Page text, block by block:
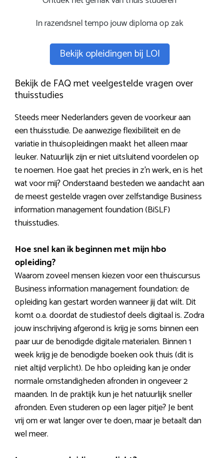
In razendsnel tempo jouw diploma op zak
Bekijk opleidingen bij LOI
Bekijk de FAQ met veelgestelde vragen over
thuisstudies
Steeds meer Nederlanders geven de voorkeur aan
een thuisstudie. De aanwezige flexibiliteit en de
variatie in thuisopleidingen maakt het alleen maar
leuker. Natuurlijk zijn er niet uitsluitend voordelen op
te noemen. Hoe gaat het precies in z’n werk, en is het
wat voor mij? Onderstaand besteden we aandacht aan
de meest gestelde vragen over zelfstandige Business
information management foundation (BiSLF)
thuisstudies.
Hoe snel kan ik beginnen met mijn hbo
opleiding?
Waarom zoveel mensen kiezen voor een thuiscursus
Business information management foundation: de
opleiding kan gestart worden wanneer jij dat wilt. Dit
komt o.a. doordat de studiestof deels digitaal is. Zodra
jouw inschrijving afgerond is krijg je soms binnen een
paar uur de benodigde digitale materialen. Binnen 1
week krijg je de benodigde boeken ook thuis (dit is
niet altijd verplicht). De hbo opleiding kan je onder
normale omstandigheden afronden in ongeveer 2
maanden. In de praktijk kun je het natuurlijk sneller
afronden. Even studeren op een lager pitje? Je bent
vrij om er wat langer over te doen, maar je betaalt dan
wel meer.